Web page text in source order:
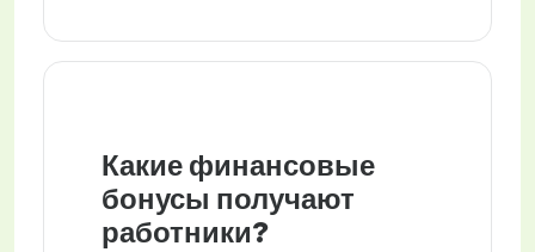
Какие финансовые
бонусы получают
работники?